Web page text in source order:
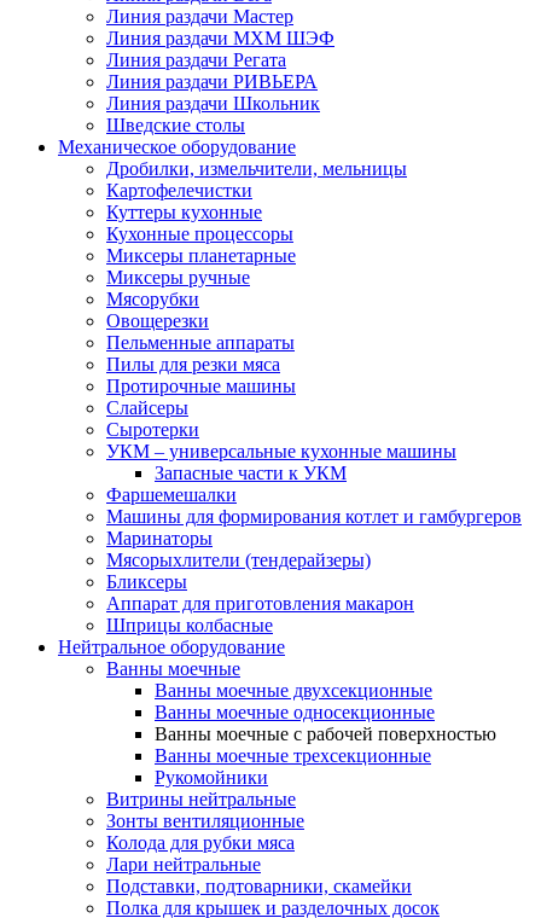
Линия раздачи Мастер
Линия раздачи МХМ ШЭФ
Линия раздачи Регата
Линия раздачи РИВЬЕРА
Линия раздачи Школьник
Шведские столы
Механическое оборудование
Дробилки, измельчители, мельницы
Картофелечистки
Куттеры кухонные
Кухонные процессоры
Миксеры планетарные
Миксеры ручные
Мясорубки
Овощерезки
Пельменные аппараты
Пилы для резки мяса
Протирочные машины
Слайсеры
Сыротерки
УКМ – универсальные кухонные машины
Запасные части к УКМ
Фаршемешалки
Машины для формирования котлет и гамбургеров
Маринаторы
Мясорыхлители (тендерайзеры)
Бликсеры
Аппарат для приготовления макарон
Шприцы колбасные
Нейтральное оборудование
Ванны моечные
Ванны моечные двухсекционные
Ванны моечные односекционные
Ванны моечные с рабочей поверхностью
Ванны моечные трехсекционные
Рукомойники
Витрины нейтральные
Зонты вентиляционные
Колода для рубки мяса
Лари нейтральные
Подставки, подтоварники, скамейки
Полка для крышек и разделочных досок